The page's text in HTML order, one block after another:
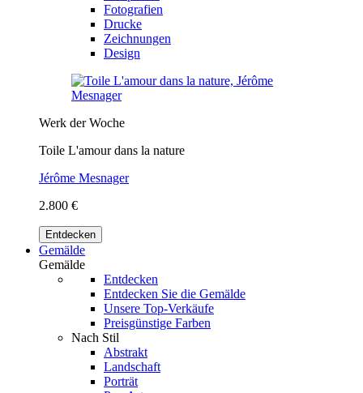
Fotografien
Drucke
Zeichnungen
Design
Werk der Woche
Toile L'amour dans la nature
Jérôme Mesnager
2.800 €
Entdecken
Gemälde
Gemälde
Entdecken
Entdecken Sie die Gemälde
Unsere Top-Verkäufe
Preisgünstige Farben
Nach Stil
Abstrakt
Landschaft
Porträt